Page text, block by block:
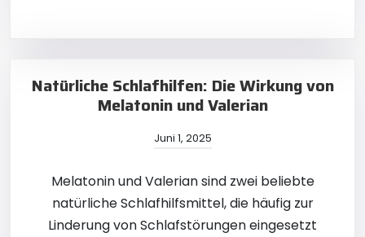
Natürliche Schlafhilfen: Die Wirkung von
Melatonin und Valerian
Juni 1, 2025
Melatonin und Valerian sind zwei beliebte
natürliche Schlafhilfsmittel, die häufig zur
Linderung von Schlafstörungen eingesetzt